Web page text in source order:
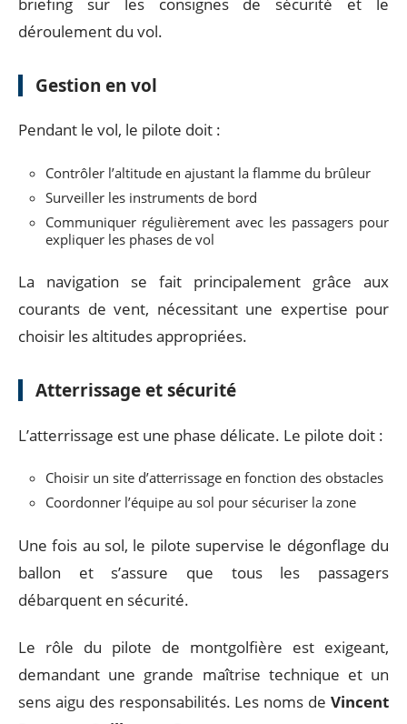
déroulement du vol.
Gestion en vol
Pendant le vol, le pilote doit :
Contrôler l’altitude en ajustant la flamme du brûleur
Surveiller les instruments de bord
Communiquer régulièrement avec les passagers pour
expliquer les phases de vol
La navigation se fait principalement grâce aux
courants de vent, nécessitant une expertise pour
choisir les altitudes appropriées.
Atterrissage et sécurité
L’atterrissage est une phase délicate. Le pilote doit :
Choisir un site d’atterrissage en fonction des obstacles
Coordonner l’équipe au sol pour sécuriser la zone
Une fois au sol, le pilote supervise le dégonflage du
ballon et s’assure que tous les passagers
débarquent en sécurité.
Le rôle du pilote de montgolfière est exigeant,
demandant une grande maîtrise technique et un
sens aigu des responsabilités. Les noms de Vincent